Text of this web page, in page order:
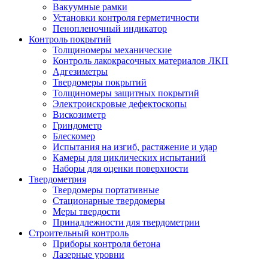
Вакуумные рамки
Установки контроля герметичности
Пенопленочный индикатор
Контроль покрытий
Толщиномеры механические
Контроль лакокрасочных материалов ЛКП
Адгезиметры
Твердомеры покрытий
Толщиномеры защитных покрытий
Электроискровые дефектоскопы
Вискозиметр
Гриндометр
Блескомер
Испытания на изгиб, растяжение и удар
Камеры для циклических испытаний
Наборы для оценки поверхности
Твердометрия
Твердомеры портативные
Стационарные твердомеры
Меры твердости
Принадлежности для твердометрии
Строительный контроль
Приборы контроля бетона
Лазерные уровни